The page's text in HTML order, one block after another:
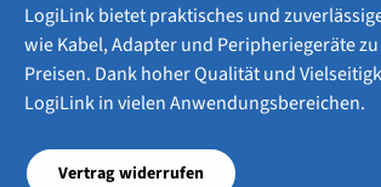
LogiLink bietet praktisches und
wie Kabel, Adapter und Peripheriegeräte
Preisen. Dank hoher Qualität und
LogiLink in vielen Anwendungsbereichen.
Vertrag widerrufen